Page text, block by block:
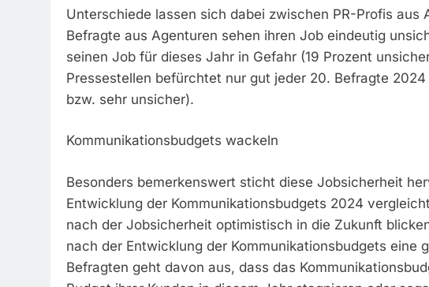
Unterschiede lassen sich dabei zwischen PR-Profis aus
Befragte aus Agenturen sehen ihren Job eindeutig
seinen Job für dieses Jahr in Gefahr (19 Prozent
Pressestellen befürchtet nur gut jeder 20. Befragte
bzw. sehr unsicher).
Kommunikationsbudgets wackeln
Besonders bemerkenswert sticht diese Jobsicherheit
Entwicklung der Kommunikationsbudgets 2024
nach der Jobsicherheit optimistisch in die Zukunft
nach der Entwicklung der Kommunikationsbudgets eine
Befragten geht davon aus, dass das